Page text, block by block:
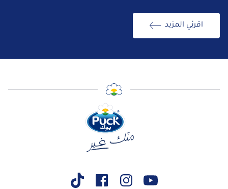
اقرئي المزيد